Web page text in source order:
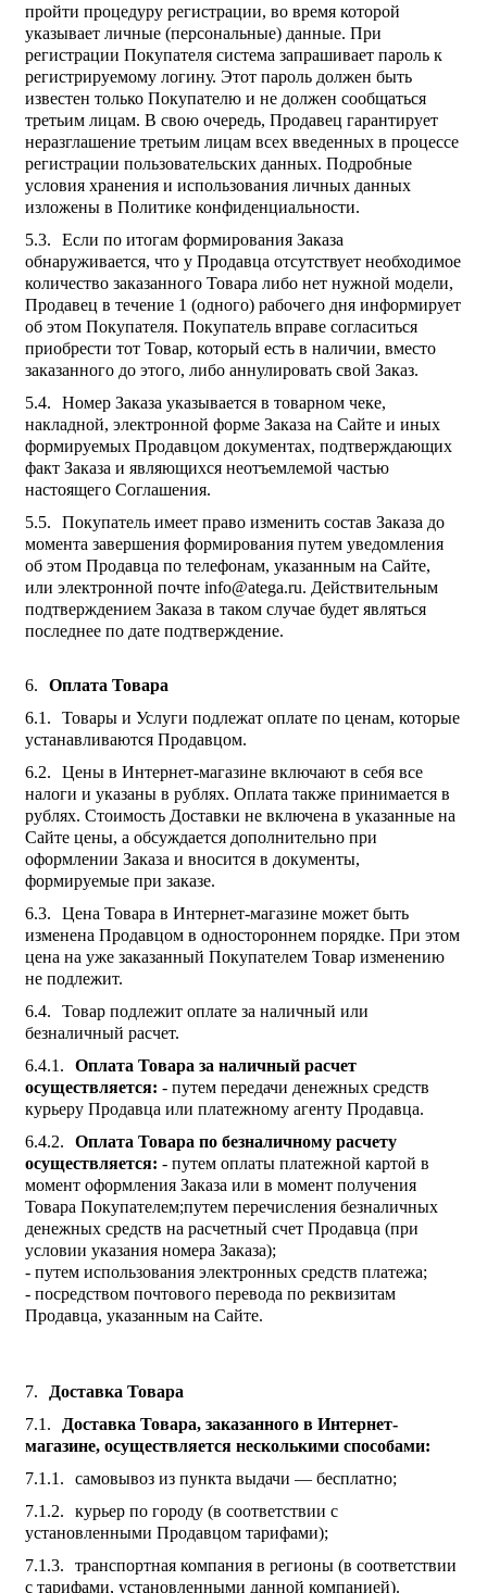
пройти процедуру регистрации, во время которой
указывает личные (персональные) данные. При
регистрации Покупателя система запрашивает пароль к
регистрируемому логину. Этот пароль должен быть
известен только Покупателю и не должен сообщаться
третьим лицам. В свою очередь, Продавец гарантирует
неразглашение третьим лицам всех введенных в процессе
регистрации пользовательских данных. Подробные
условия хранения и использования личных данных
изложены в Политике конфиденциальности.
Если по итогам формирования Заказа
обнаруживается, что у Продавца отсутствует необходимое
количество заказанного Товара либо нет нужной модели,
Продавец в течение 1 (одного) рабочего дня информирует
об этом Покупателя. Покупатель вправе согласиться
приобрести тот Товар, который есть в наличии, вместо
заказанного до этого, либо аннулировать свой Заказ.
Номер Заказа указывается в товарном чеке,
накладной, электронной форме Заказа на Сайте и иных
формируемых Продавцом документах, подтверждающих
факт Заказа и являющихся неотъемлемой частью
настоящего Соглашения.
Покупатель имеет право изменить состав Заказа до
момента завершения формирования путем уведомления
об этом Продавца по телефонам, указанным на Сайте,
или электронной почте info@atega.ru. Действительным
подтверждением Заказа в таком случае будет являться
последнее по дате подтверждение.
Оплата Товара
Товары и Услуги подлежат оплате по ценам, которые
устанавливаются Продавцом.
Цены в Интернет-магазине включают в себя все
налоги и указаны в рублях. Оплата также принимается в
рублях. Стоимость Доставки не включена в указанные на
Сайте цены, а обсуждается дополнительно при
оформлении Заказа и вносится в документы,
формируемые при заказе.
Цена Товара в Интернет-магазине может быть
изменена Продавцом в одностороннем порядке. При этом
цена на уже заказанный Покупателем Товар изменению
не подлежит.
Товар подлежит оплате за наличный или
безналичный расчет.
Оплата Товара за наличный расчет
осуществляется: - путем передачи денежных средств
курьеру Продавца или платежному агенту Продавца.
Оплата Товара по безналичному расчету
осуществляется: - путем оплаты платежной картой в
момент оформления Заказа или в момент получения
Товара Покупателем;путем перечисления безналичных
денежных средств на расчетный счет Продавца (при
условии указания номера Заказа);
- путем использования электронных средств платежа;
- посредством почтового перевода по реквизитам
Продавца, указанным на Сайте.
Доставка Товара
Доставка Товара, заказанного в Интернет-
магазине, осуществляется несколькими способами:
самовывоз из пункта выдачи — бесплатно;
курьер по городу (в соответствии с
установленными Продавцом тарифами);
транспортная компания в регионы (в соответствии
с тарифами, установленными данной компанией).